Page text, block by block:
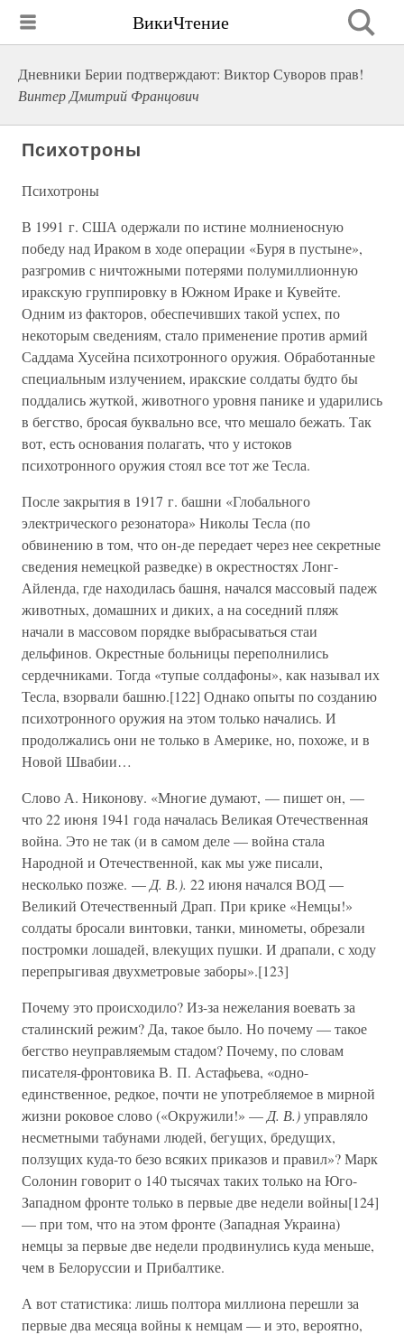
ВикиЧтение
Дневники Берии подтверждают: Виктор Суворов прав!
Винтер Дмитрий Францович
Психотроны
Психотроны
В 1991 г. США одержали по истине молниеносную
победу над Ираком в ходе операции «Буря в пустыне»,
разгромив с ничтожными потерями полумиллионную
иракскую группировку в Южном Ираке и Кувейте.
Одним из факторов, обеспечивших такой успех, по
некоторым сведениям, стало применение против армий
Саддама Хусейна психотронного оружия. Обработанные
специальным излучением, иракские солдаты будто бы
поддались жуткой, животного уровня панике и ударились
в бегство, бросая буквально все, что мешало бежать. Так
вот, есть основания полагать, что у истоков
психотронного оружия стоял все тот же Тесла.
После закрытия в 1917 г. башни «Глобального
электрического резонатора» Николы Тесла (по
обвинению в том, что он-де передает через нее секретные
сведения немецкой разведке) в окрестностях Лонг-
Айленда, где находилась башня, начался массовый падеж
животных, домашних и диких, а на соседний пляж
начали в массовом порядке выбрасываться стаи
дельфинов. Окрестные больницы переполнились
сердечниками. Тогда «тупые солдафоны», как называл их
Тесла, взорвали башню.[122] Однако опыты по созданию
психотронного оружия на этом только начались. И
продолжались они не только в Америке, но, похоже, и в
Новой Швабии…
Слово А. Никонову. «Многие думают, — пишет он, —
что 22 июня 1941 года началась Великая Отечественная
война. Это не так (и в самом деле — война стала
Народной и Отечественной, как мы уже писали,
несколько позже. — Д. В.). 22 июня начался ВОД —
Великий Отечественный Драп. При крике «Немцы!»
солдаты бросали винтовки, танки, минометы, обрезали
постромки лошадей, влекущих пушки. И драпали, с ходу
перепрыгивая двухметровые заборы».[123]
Почему это происходило? Из-за нежелания воевать за
сталинский режим? Да, такое было. Но почему — такое
бегство неуправляемым стадом? Почему, по словам
писателя-фронтовика В. П. Астафьева, «одно-
единственное, редкое, почти не употребляемое в мирной
жизни роковое слово («Окружили!» — Д. В.)управляло
несметными табунами людей, бегущих, бредущих,
ползущих куда-то безо всяких приказов и правил»? Марк
Солонин говорит о 140 тысячах таких только на Юго-
Западном фронте только в первые две недели войны[124]
— при том, что на этом фронте (Западная Украина)
немцы за первые две недели продвинулись куда меньше,
чем в Белоруссии и Прибалтике.
А вот статистика: лишь полтора миллиона перешли за
первые два месяца войны к немцам — и это, вероятно,